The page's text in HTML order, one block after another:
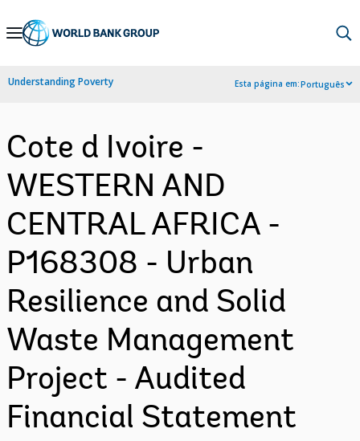
Skip
Navigation
Understanding Poverty Esta página em:Português
Cote d Ivoire -
WESTERN AND
CENTRAL AFRICA -
P168308 - Urban
Resilience and Solid
Waste Management
Project - Audited
Financial Statement